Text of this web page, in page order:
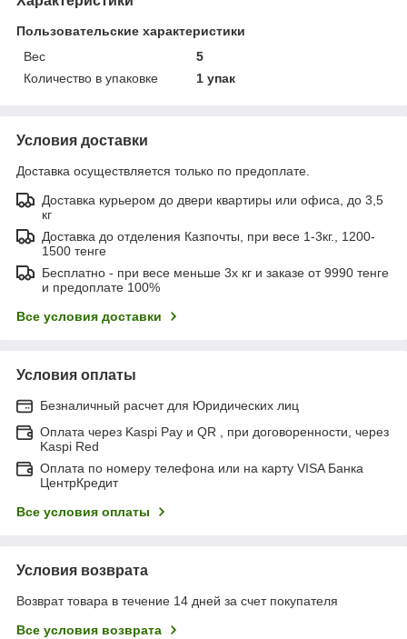
Пользовательские характеристики
Вес
5
Количество в упаковке
1 упак
Условия доставки
Доставка осуществляется только по предоплате.
Доставка курьером до двери квартиры или офиса, до 3,5
кг
Доставка до отделения Казпочты, при весе 1-3кг., 1200-
1500 тенге
Бесплатно - при весе меньше 3х кг и заказе от 9990 тенге
и предоплате 100%
Все условия доставки
Условия оплаты
Безналичный расчет для Юридических лиц
Оплата через Kaspi Pay и QR , при договоренности, через
Kaspi Red
Оплата по номеру телефона или на карту VISA Банка
ЦентрКредит
Все условия оплаты
Условия возврата
Возврат товара в течение 14 дней за счет покупателя
Все условия возврата